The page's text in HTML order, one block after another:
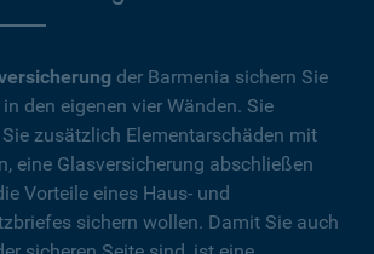
der Barmenia sichern Sie
den eigenen vier Wänden. Sie
zusätzlich Elementarschäden mit
eine Glasversicherung abschließen
Vorteile eines Haus- und
sichern wollen. Damit Sie auch